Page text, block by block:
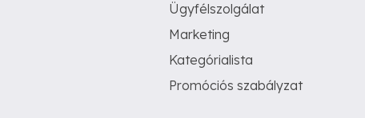
Ügyfélszolgálat
Marketing
Kategórialista
Promóciós szabályzat